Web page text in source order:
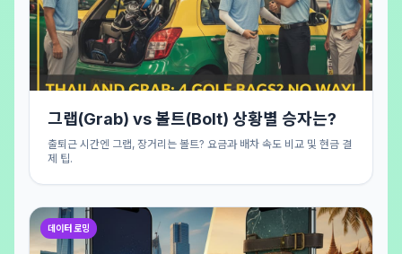
그랩(Grab) vs 볼트(Bolt) 상황별 승자는?
출퇴근 시간엔 그랩, 장거리는 볼트? 요금과 배차 속도 비교 및 현금 결
제 팁.
데이터 로밍